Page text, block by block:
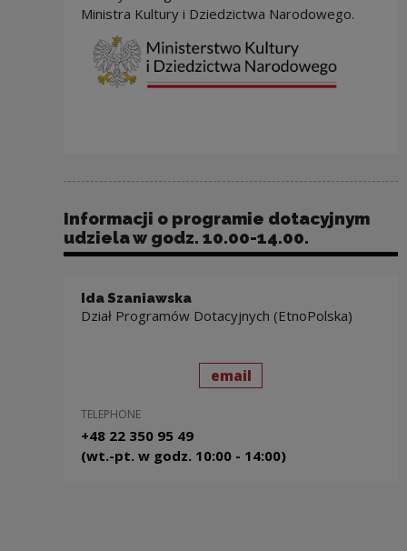
Ministra Kultury i Dziedzictwa Narodowego.
Informacji o programie dotacyjnym
udziela w godz. 10.00-14.00.
Ida Szaniawska
Dział Programów Dotacyjnych (EtnoPolska)
send
emailto: Ida Szaniawska
TELEPHONE
+48 22 350 95 49
(wt.-pt. w godz. 10:00 - 14:00)